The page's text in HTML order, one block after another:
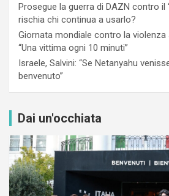
Prosegue la guerra di DAZN contro il
rischia chi continua a usarlo?
Giornata mondiale contro la violenza
“Una vittima ogni 10 minuti”
Israele, Salvini: “Se Netanyahu
benvenuto”
Dai un'occhiata